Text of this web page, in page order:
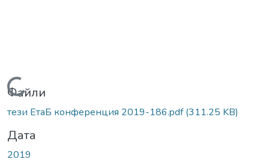
Вантажиться...
Файли
тези ЕтаБ конференция 2019-186.pdf(311.25 KB)
Дата
2019